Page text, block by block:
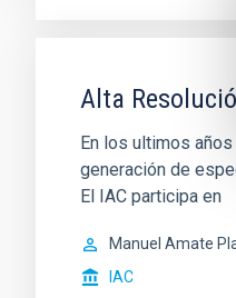
Alta
En los ultimos
generación de
El IAC participa en
Manuel Amate
IAC